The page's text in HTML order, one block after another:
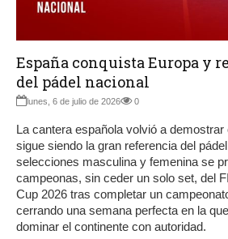
España conquista Europa y
del pádel nacional
lunes, 6 de julio de 2026 0
La cantera española volvió a demostrar
sigue siendo la gran referencia del
selecciones masculina y femenina se
campeonas, sin ceder un solo set, del
Cup 2026 tras completar un
cerrando una semana perfecta en la
dominar el continente con autoridad.